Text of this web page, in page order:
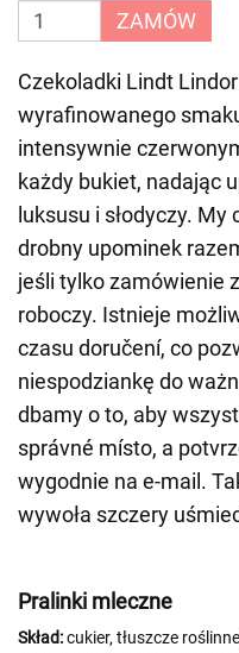
ZAMÓW
Czekoladki Lindt
wyrafinowanego
intensywnie
każdy bukiet, nadając
luksusu i słodyczy.
drobny upominek
jeśli tylko zamówienie
roboczy. Istnieje
czasu doručení, co
niespodziankę do
dbamy o to, aby
správné místo, a
wygodnie na e-mail.
wywoła szczery
Pralinki mleczne
Skład:cukier, tłuszcze